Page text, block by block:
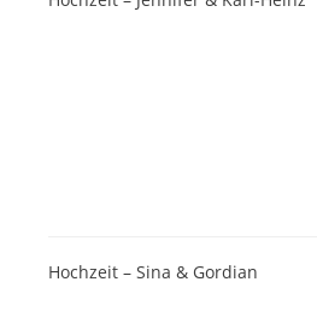
Hochzeit – Sina & Gordian